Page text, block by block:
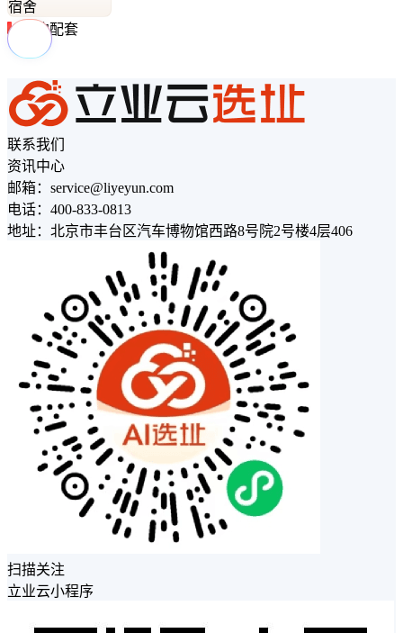
宿舍
周边配套
联系我们
资讯中心
邮箱：service@liyeyun.com
电话：400-833-0813
地址：北京市丰台区汽车博物馆西路8号院2号楼4层406
扫描关注
立业云小程序